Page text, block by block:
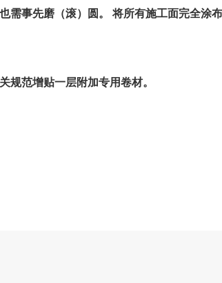
事先磨（滚）圆。 将所有施工面完全涂
范增贴一层附加专用卷材。